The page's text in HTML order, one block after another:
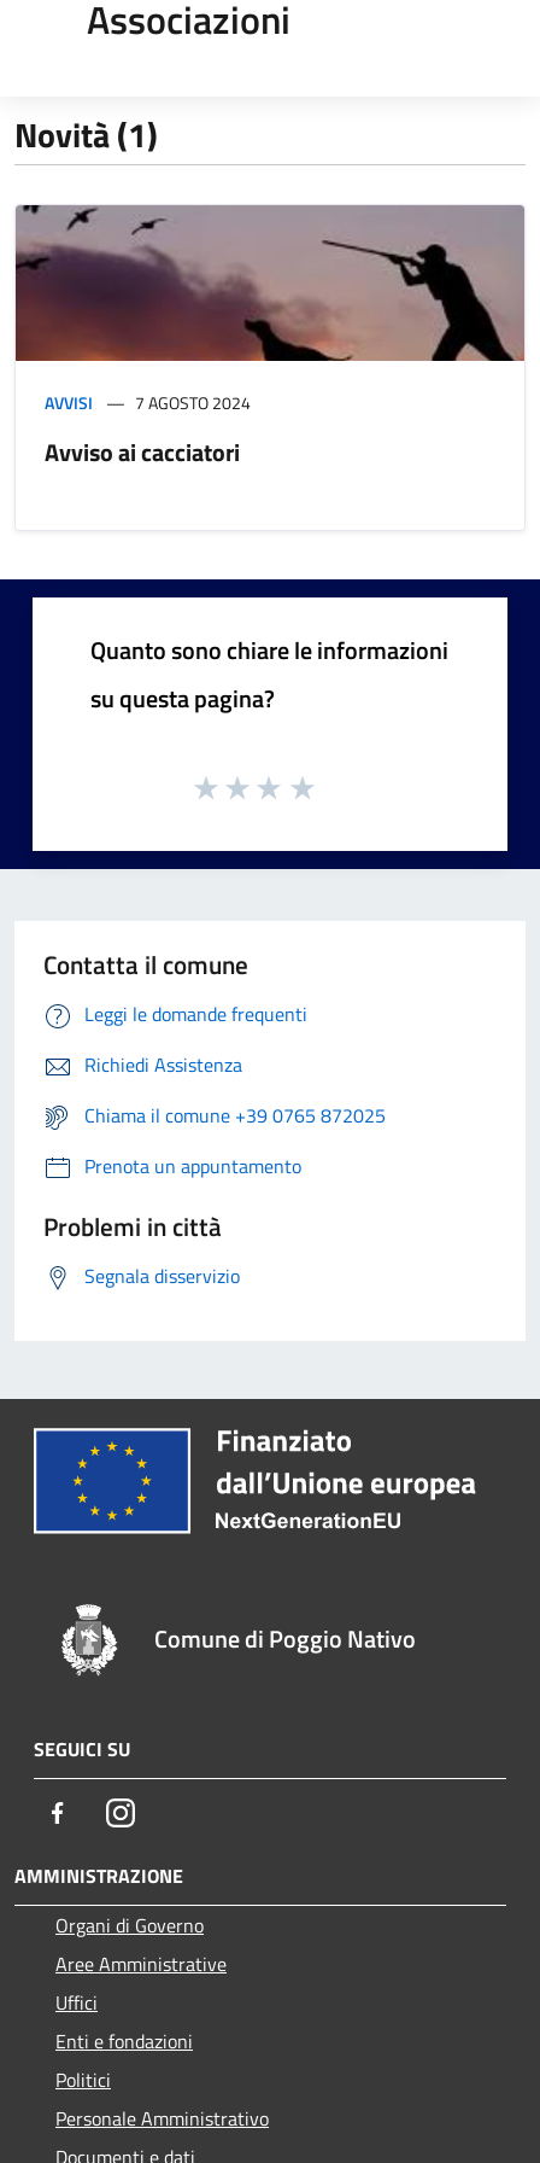
Associazioni
Novità (1)
AVVISI 7 AGOSTO 2024
Avviso ai cacciatori
Quanto sono chiare le informazioni
su questa pagina?
Contatta il comune
Leggi le domande frequenti
Richiedi Assistenza
Chiama il comune +39 0765 872025
Prenota un appuntamento
Problemi in città
Segnala disservizio
Comune di Poggio Nativo
SEGUICI SU
FacebookInstagram
AMMINISTRAZIONE
Organi di Governo
Aree Amministrative
Uffici
Enti e fondazioni
Politici
Personale Amministrativo
Documenti e dati